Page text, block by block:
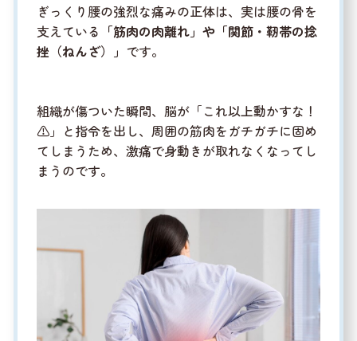
ぎっくり腰の強烈な痛みの正体は、実は腰の骨を
支えている 「筋肉の肉離れ」や「関節・靭帯の捻
挫（ねんざ）」 です。
組織が傷ついた瞬間、脳が「これ以上動かすな！
⚠️」と指令を出し、周囲の筋肉をガチガチに固め
てしまうため、激痛で身動きが取れなくなってし
まうのです。